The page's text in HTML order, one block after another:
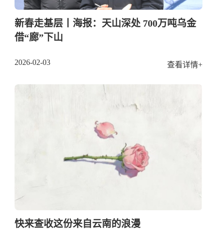
新春走基层丨海报：天山深处 700万吨乌金
借“廊”下山
2026-02-03 查看详情+
快来查收这份来自云南的浪漫